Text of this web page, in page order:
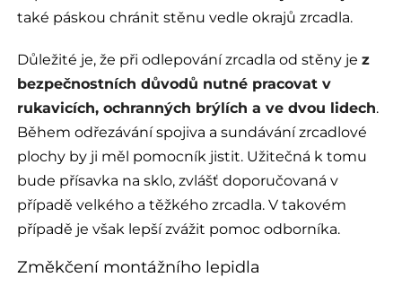
také páskou chránit stěnu vedle okrajů zrcadla.
Důležité je, že při odlepování zrcadla od stěny jez
bezpečnostních důvodů nutné pracovat v
rukavicích, ochranných brýlích a ve dvou lidech.
Během odřezávání spojiva a sundávání zrcadlové
plochy by ji měl pomocník jistit. Užitečná k tomu
bude přísavka na sklo, zvlášť doporučovaná v
případě velkého a těžkého zrcadla. V takovém
případě je však lepší zvážit pomoc odborníka.
Změkčení montážního lepidla